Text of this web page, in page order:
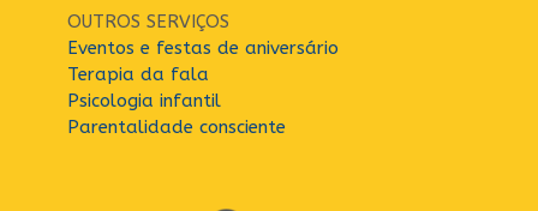
OUTROS SERVIÇOS
Eventos e festas de aniversário
Terapia da fala
Psicologia infantil
Parentalidade consciente